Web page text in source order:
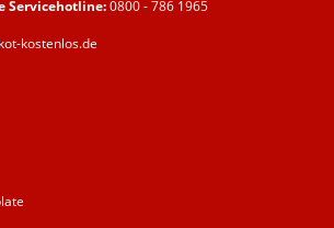
Servicehotline:0800 - 786 1965
kostenlos.de